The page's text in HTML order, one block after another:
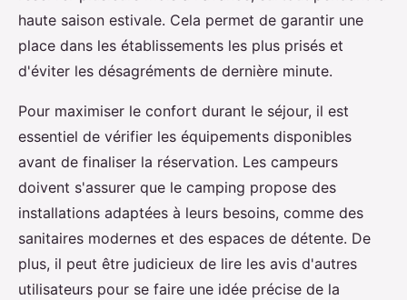
haute saison estivale. Cela permet de garantir une
place dans les établissements les plus prisés et
d'éviter les désagréments de dernière minute.
Pour maximiser le confort durant le séjour, il est
essentiel de vérifier les équipements disponibles
avant de finaliser la réservation. Les campeurs
doivent s'assurer que le camping propose des
installations adaptées à leurs besoins, comme des
sanitaires modernes et des espaces de détente. De
plus, il peut être judicieux de lire les avis d'autres
utilisateurs pour se faire une idée précise de la